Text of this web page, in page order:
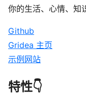
你的生活、心情、
Github
Gridea 主页
示例网站
特性👇